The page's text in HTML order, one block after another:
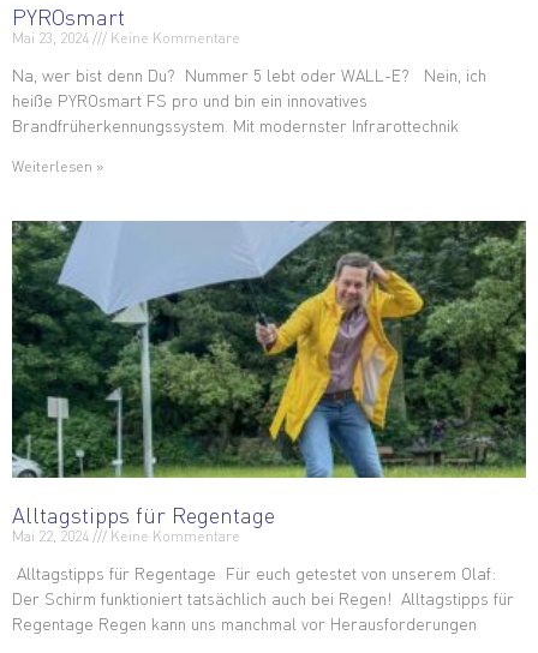
PYROsmart
Mai 23, 2024 Keine Kommentare
Na, wer bist denn Du? Nummer 5 lebt oder WALL-E? Nein, ich
heiße PYROsmart FS pro und bin ein innovatives
Brandfrüherkennungssystem. Mit modernster Infrarottechnik
Weiterlesen »
Alltagstipps für Regentage
Mai 22, 2024 Keine Kommentare
Alltagstipps für Regentage Für euch getestet von unserem Olaf:
Der Schirm funktioniert tatsächlich auch bei Regen! Alltagstipps für
Regentage Regen kann uns manchmal vor Herausforderungen